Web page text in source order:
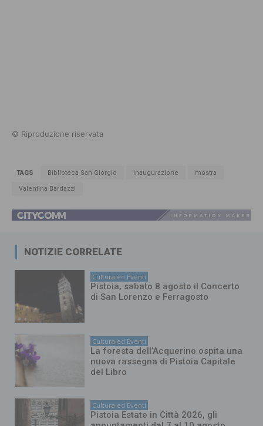
© Riproduzione riservata
TAGS Biblioteca San Giorgio inaugurazione mostra
Valentina Bardazzi
NOTIZIE CORRELATE
Cultura ed Eventi
Pistoia, sabato 8 agosto il Concerto
di San Lorenzo e Ferragosto
Cultura ed Eventi
La foresta dell’Acquerino ospita una
nuova rassegna di Pistoia Capitale
del Libro
Cultura ed Eventi
Pistoia Estate in Città 2026, gli